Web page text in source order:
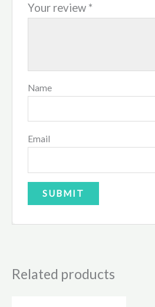
Your review *
Name
Email
Related products